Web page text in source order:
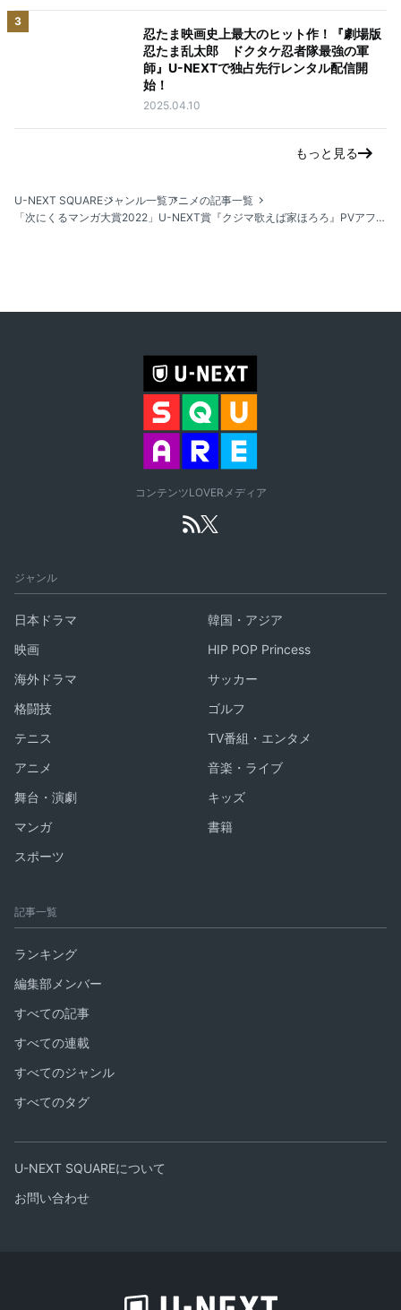
3
忍たま映画史上最大のヒット作！『劇場版
忍たま乱太郎 ドクタケ忍者隊最強の軍
師』U-NEXTで独占先行レンタル配信開
始！
2025.04.10
もっと見る
U-NEXT SQUAREジャンル一覧アニメの記事一覧
「次にくるマンガ大賞2022」U-NEXT賞『クジマ歌えば家ほろろ』PVアフレコレポート
コンテンツLOVERメディア
ジャンル
日本ドラマ
韓国・アジア
映画
HIP POP Princess
海外ドラマ
サッカー
格闘技
ゴルフ
テニス
TV番組・エンタメ
アニメ
音楽・ライブ
舞台・演劇
キッズ
マンガ
書籍
スポーツ
記事一覧
ランキング
編集部メンバー
すべての記事
すべての連載
すべてのジャンル
すべてのタグ
U-NEXT SQUAREについて
お問い合わせ